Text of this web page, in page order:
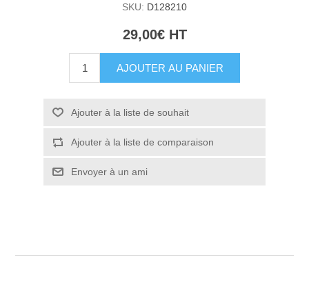
SKU: D128210
29,00€ HT
AJOUTER AU PANIER
Ajouter à la liste de souhait
Ajouter à la liste de comparaison
Envoyer à un ami